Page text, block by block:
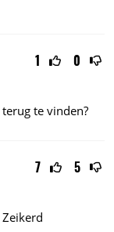
1 0
te vinden?
7 5